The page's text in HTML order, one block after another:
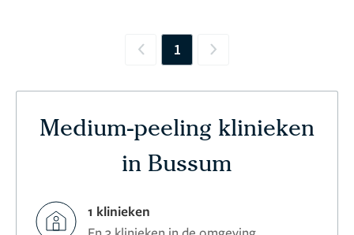
Previous
1 Next
Medium-peeling klinieken
in Bussum
1 klinieken